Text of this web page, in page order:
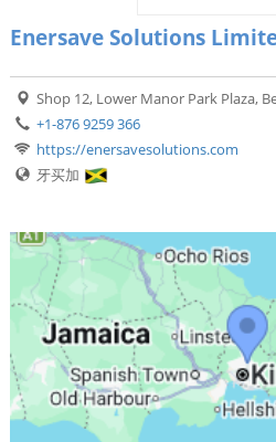
Enersave Solutions
Shop 12, Lower Manor Park Plaza,
+1-876 9259 366
https://enersavesolutions.com
牙买加